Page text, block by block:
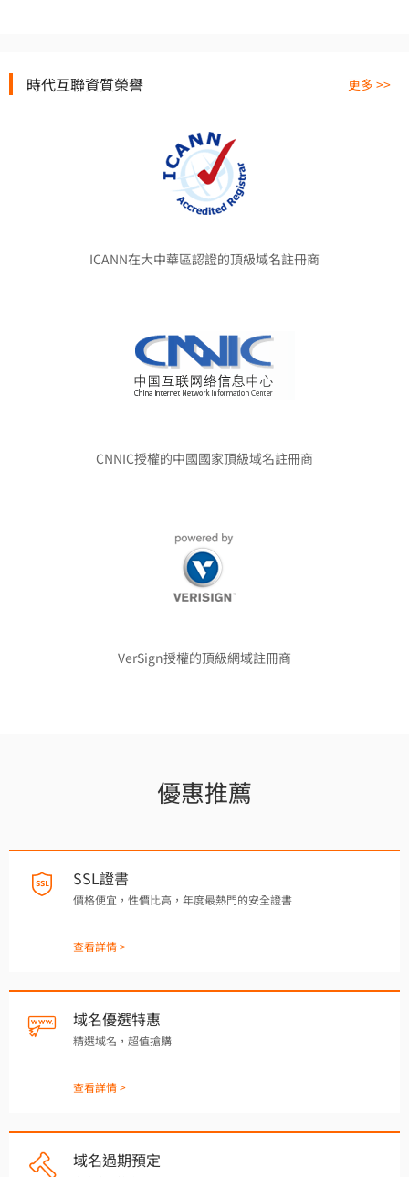
時代互聯資質榮譽 更多 >>
ICANN在大中華區認證的頂級域名註冊商
CNNIC授權的中國國家頂級域名註冊商
VerSign授權的頂級網域註冊商
優惠推薦
SSL證書
價格便宜，性價比高，年度最熱門的安全證書
查看詳情 >
域名優選特惠
精選域名，超值搶購
查看詳情 >
域名過期預定